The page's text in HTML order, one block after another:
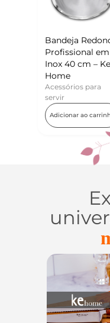
Bandeja
Profissional
Inox 40 cm –
Home
Acessórios
servir
Adicionar ao
Lar